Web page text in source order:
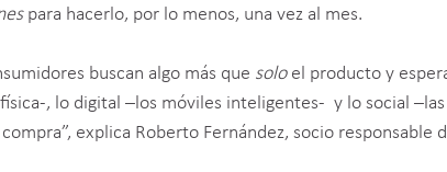
para hacerlo, por lo menos, una vez al mes.
buscan algo más que soloel producto y
, lo digital –los móviles inteligentes- y lo social
explica Roberto Fernández, socio responsable